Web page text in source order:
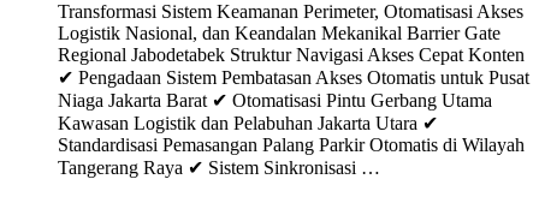
Transformasi Sistem Keamanan Perimeter, Otomatisasi Akses
Logistik Nasional, dan Keandalan Mekanikal Barrier Gate
Regional Jabodetabek Struktur Navigasi Akses Cepat Konten
✔ Pengadaan Sistem Pembatasan Akses Otomatis untuk Pusat
Niaga Jakarta Barat ✔ Otomatisasi Pintu Gerbang Utama
Kawasan Logistik dan Pelabuhan Jakarta Utara ✔
Standardisasi Pemasangan Palang Parkir Otomatis di Wilayah
Tangerang Raya ✔ Sistem Sinkronisasi …